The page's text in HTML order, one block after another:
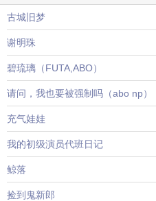
古城旧梦
谢明珠
碧琉璃（FUTA,ABO）
请问，我也要被强制吗（abo np）
充气娃娃
我的初级演员代班日记
鲸落
捡到鬼新郎